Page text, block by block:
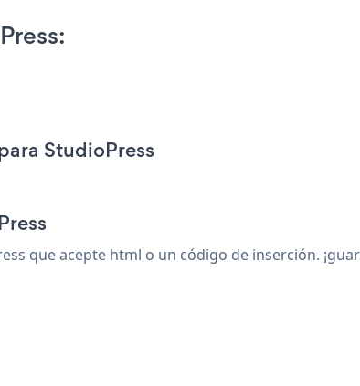
StudioPress
que acepte html o un código de inserción.